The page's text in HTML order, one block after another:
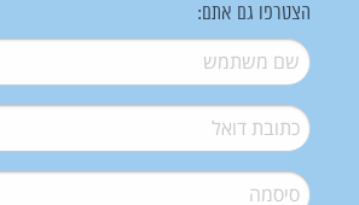
הצטרפו גם אתם:
שם משתמש*
דואל*
סיסמה*